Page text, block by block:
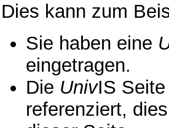
Dies kann zum
Sie haben eine
eingetragen.
Die UnivIS
referenziert,